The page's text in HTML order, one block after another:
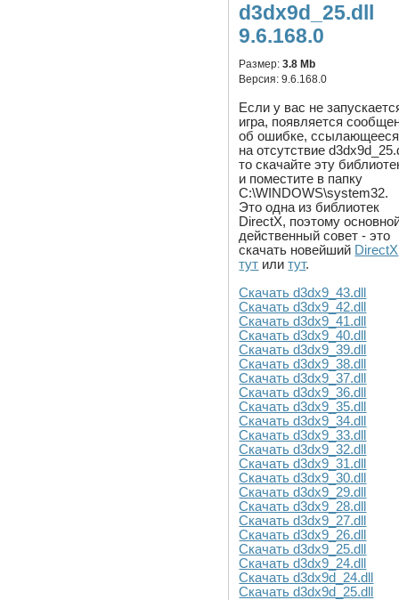
d3dx9d_25.dll
9.6.168.0
Размер:3.8 Mb
Версия:9.6.168.0
Если у вас не
игра, появляется
об ошибке, ссылающееся
на отсутствие
то скачайте эту
и поместите в папку
C:\WINDOWS\system32.
Это одна из библиотек
DirectX, поэтому
действенный совет - это
скачать новейший DirectX
тут илитут.
Скачать d3dx9_43.dll
Скачать d3dx9_42.dll
Скачать d3dx9_41.dll
Скачать d3dx9_40.dll
Скачать d3dx9_39.dll
Скачать d3dx9_38.dll
Скачать d3dx9_37.dll
Скачать d3dx9_36.dll
Скачать d3dx9_35.dll
Скачать d3dx9_34.dll
Скачать d3dx9_33.dll
Скачать d3dx9_32.dll
Скачать d3dx9_31.dll
Скачать d3dx9_30.dll
Скачать d3dx9_29.dll
Скачать d3dx9_28.dll
Скачать d3dx9_27.dll
Скачать d3dx9_26.dll
Скачать d3dx9_25.dll
Скачать d3dx9_24.dll
Скачать d3dx9d_24.dll
Скачать d3dx9d_25.dll